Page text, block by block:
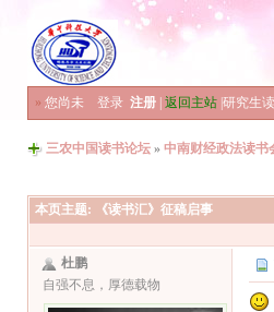
» 您尚未 登录 注册 返回主站 研究生
三农中国读书论坛 » 中南财经政法读书
本页主题: 《读书汇》征稿启事
杜鹏
自强不息，厚德载物